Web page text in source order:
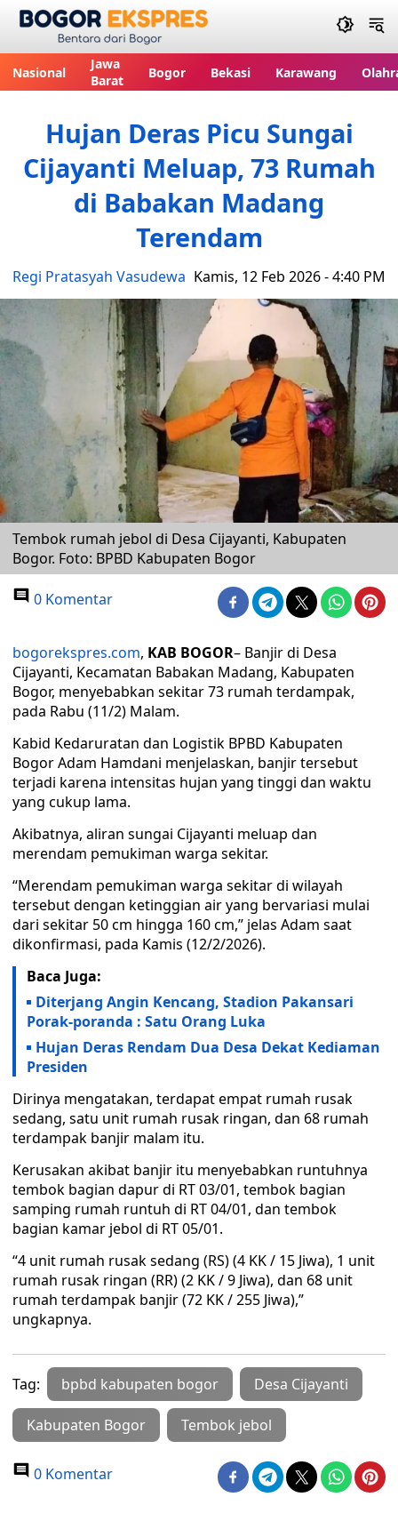
Nasional
Jawa
Barat
Bogor Bekasi Karawang
Hujan Deras Picu Sungai
Cijayanti Meluap, 73 Rumah
di Babakan Madang
Terendam
Regi Pratasyah Vasudewa Kamis, 12 Feb 2026 - 4:40 PM
Tembok rumah jebol di Desa Cijayanti, Kabupaten
Bogor. Foto: BPBD Kabupaten Bogor
0 Komentar
bogorekspres.com, KAB BOGOR– Banjir di Desa
Cijayanti, Kecamatan Babakan Madang, Kabupaten
Bogor, menyebabkan sekitar 73 rumah terdampak,
pada Rabu (11/2) Malam.
Kabid Kedaruratan dan Logistik BPBD Kabupaten
Bogor Adam Hamdani menjelaskan, banjir tersebut
terjadi karena intensitas hujan yang tinggi dan waktu
yang cukup lama.
Akibatnya, aliran sungai Cijayanti meluap dan
merendam pemukiman warga sekitar.
“Merendam pemukiman warga sekitar di wilayah
tersebut dengan ketinggian air yang bervariasi mulai
dari sekitar 50 cm hingga 160 cm,” jelas Adam saat
dikonfirmasi, pada Kamis (12/2/2026).
Baca Juga:
Diterjang Angin Kencang, Stadion Pakansari
Porak-poranda : Satu Orang Luka
Hujan Deras Rendam Dua Desa Dekat Kediaman
Presiden
Dirinya mengatakan, terdapat empat rumah rusak
sedang, satu unit rumah rusak ringan, dan 68 rumah
terdampak banjir malam itu.
Kerusakan akibat banjir itu menyebabkan runtuhnya
tembok bagian dapur di RT 03/01, tembok bagian
samping rumah runtuh di RT 04/01, dan tembok
bagian kamar jebol di RT 05/01.
“4 unit rumah rusak sedang (RS) (4 KK / 15 Jiwa), 1 unit
rumah rusak ringan (RR) (2 KK / 9 Jiwa), dan 68 unit
rumah terdampak banjir (72 KK / 255 Jiwa),”
ungkapnya.
Tag: bpbd kabupaten bogor Desa Cijayanti
Kabupaten Bogor Tembok jebol
0 Komentar